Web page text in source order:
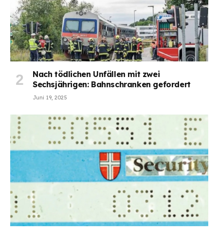
Nach tödlichen Unfällen mit zwei
Sechsjährigen: Bahnschranken gefordert
Juni 19, 2025